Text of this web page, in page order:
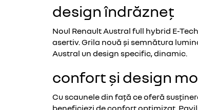
design îndrăzneț
Noul Renault Austral full hybrid E-
asertiv. Grila nouă și semnătura
Austral un design specific, dinamic.
confort și design
Cu scaunele din față ce oferă